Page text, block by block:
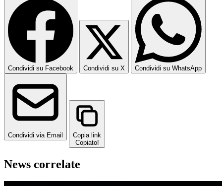
Condividi su Facebook Condividi su X Condividi su WhatsApp
Condividi via Email
Copia link
Copiato!
News correlate